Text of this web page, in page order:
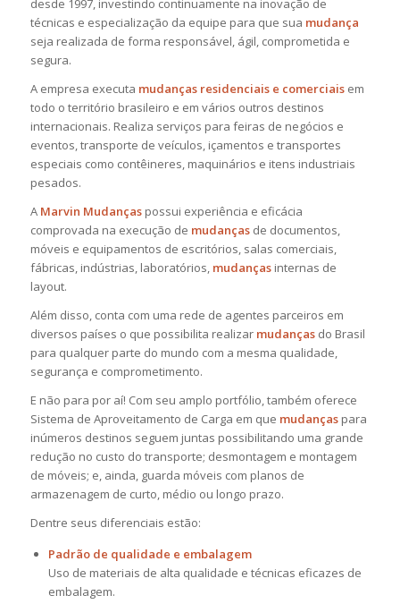
desde 1997, investindo continuamente na inovação de
técnicas e especialização da equipe para que sua mudança
seja realizada de forma responsável, ágil, comprometida e
segura.
A empresa executa mudanças residenciais e comerciaisem
todo o território brasileiro e em vários outros destinos
internacionais. Realiza serviços para feiras de negócios e
eventos, transporte de veículos, içamentos e transportes
especiais como contêineres, maquinários e itens industriais
pesados.
A Marvin Mudançaspossui experiência e eficácia
comprovada na execução de mudançasde documentos,
móveis e equipamentos de escritórios, salas comerciais,
fábricas, indústrias, laboratórios, mudançasinternas de
layout.
Além disso, conta com uma rede de agentes parceiros em
diversos países o que possibilita realizar mudançasdo Brasil
para qualquer parte do mundo com a mesma qualidade,
segurança e comprometimento.
E não para por aí! Com seu amplo portfólio, também oferece
Sistema de Aproveitamento de Carga em que mudançaspara
inúmeros destinos seguem juntas possibilitando uma grande
redução no custo do transporte; desmontagem e montagem
de móveis; e, ainda, guarda móveis com planos de
armazenagem de curto, médio ou longo prazo.
Dentre seus diferenciais estão:
Padrão de qualidade e embalagem
Uso de materiais de alta qualidade e técnicas eficazes de
embalagem.